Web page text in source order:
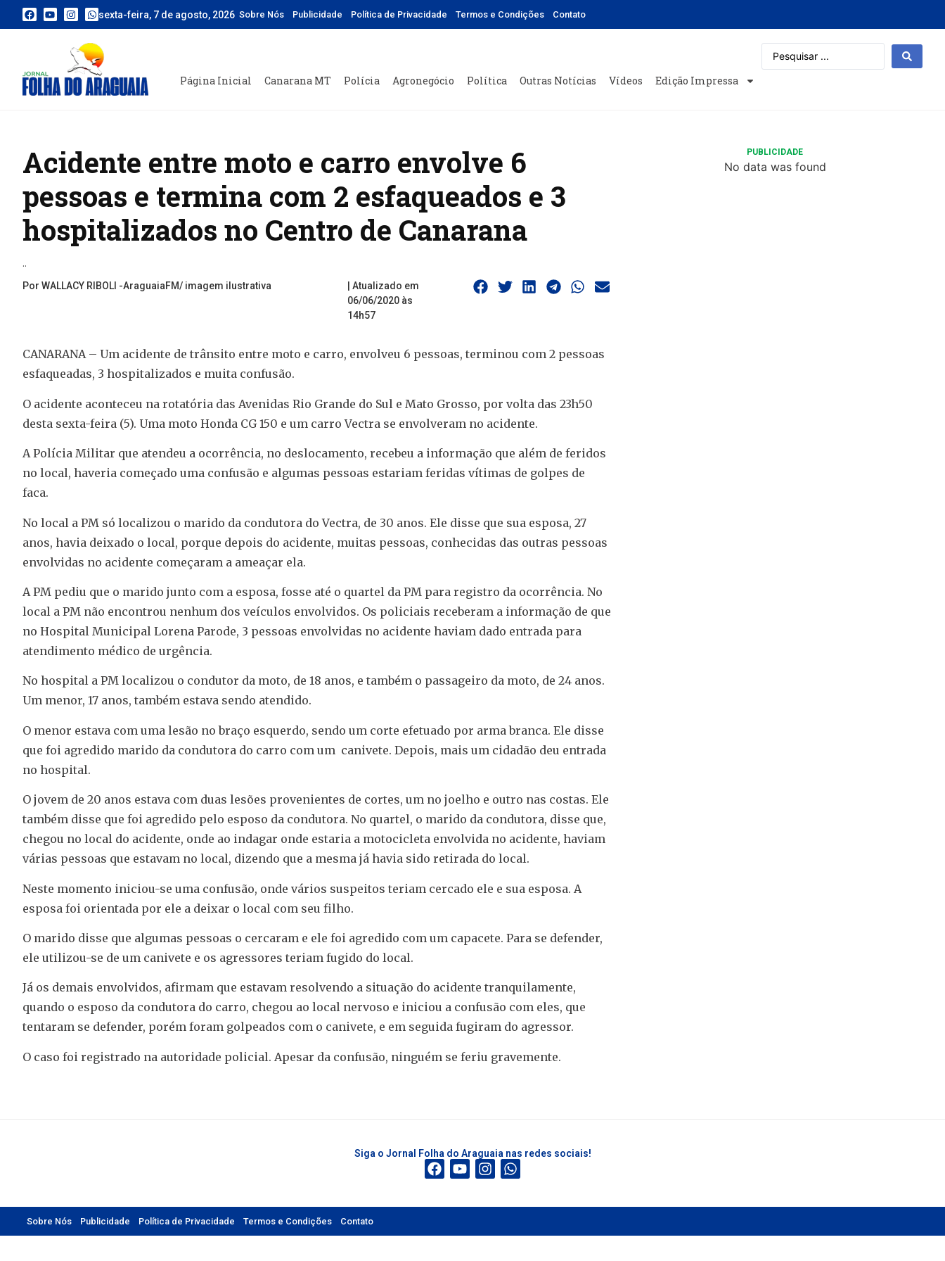
sexta-feira, 7 de agosto, 2026 Sobre Nós Publicidade Política de Privacidade Termos e Condições Contato
Página Inicial Canarana MT Polícia Agronegócio Política Outras Notícias Vídeos Edição Impressa
Acidente entre moto e carro envolve 6
pessoas e termina com 2 esfaqueados e 3
hospitalizados no Centro de Canarana
..
Por WALLACY RIBOLI -AraguaiaFM/ imagem ilustrativa
| Atualizado em
06/06/2020 às
14h57
CANARANA – Um acidente de trânsito entre moto e carro, envolveu 6 pessoas, terminou com 2 pessoas
esfaqueadas, 3 hospitalizados e muita confusão.
O acidente aconteceu na rotatória das Avenidas Rio Grande do Sul e Mato Grosso, por volta das 23h50
desta sexta-feira (5). Uma moto Honda CG 150 e um carro Vectra se envolveram no acidente.
A Polícia Militar que atendeu a ocorrência, no deslocamento, recebeu a informação que além de feridos
no local, haveria começado uma confusão e algumas pessoas estariam feridas vítimas de golpes de
faca.
No local a PM só localizou o marido da condutora do Vectra, de 30 anos. Ele disse que sua esposa, 27
anos, havia deixado o local, porque depois do acidente, muitas pessoas, conhecidas das outras pessoas
envolvidas no acidente começaram a ameaçar ela.
A PM pediu que o marido junto com a esposa, fosse até o quartel da PM para registro da ocorrência. No
local a PM não encontrou nenhum dos veículos envolvidos. Os policiais receberam a informação de que
no Hospital Municipal Lorena Parode, 3 pessoas envolvidas no acidente haviam dado entrada para
atendimento médico de urgência.
No hospital a PM localizou o condutor da moto, de 18 anos, e também o passageiro da moto, de 24 anos.
Um menor, 17 anos, também estava sendo atendido.
O menor estava com uma lesão no braço esquerdo, sendo um corte efetuado por arma branca. Ele disse
que foi agredido marido da condutora do carro com um canivete. Depois, mais um cidadão deu entrada
no hospital.
O jovem de 20 anos estava com duas lesões provenientes de cortes, um no joelho e outro nas costas. Ele
também disse que foi agredido pelo esposo da condutora. No quartel, o marido da condutora, disse que,
chegou no local do acidente, onde ao indagar onde estaria a motocicleta envolvida no acidente, haviam
várias pessoas que estavam no local, dizendo que a mesma já havia sido retirada do local.
Neste momento iniciou-se uma confusão, onde vários suspeitos teriam cercado ele e sua esposa. A
esposa foi orientada por ele a deixar o local com seu filho.
O marido disse que algumas pessoas o cercaram e ele foi agredido com um capacete. Para se defender,
ele utilizou-se de um canivete e os agressores teriam fugido do local.
Já os demais envolvidos, afirmam que estavam resolvendo a situação do acidente tranquilamente,
quando o esposo da condutora do carro, chegou ao local nervoso e iniciou a confusão com eles, que
tentaram se defender, porém foram golpeados com o canivete, e em seguida fugiram do agressor.
O caso foi registrado na autoridade policial. Apesar da confusão, ninguém se feriu gravemente.
PUBLICIDADE
No data was found
Siga o Jornal Folha do Araguaia nas redes sociais!
Sobre Nós Publicidade Política de Privacidade Termos e Condições Contato